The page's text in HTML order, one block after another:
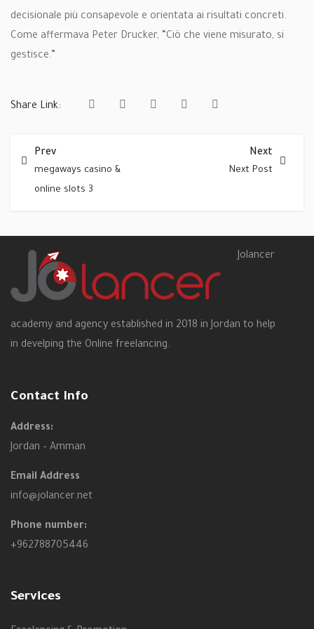
decisionale più consapevole e orientata ai risultati concreti.
Come affermava Peter Drucker, “Ciò che viene misurato, si
gestisce.”
Share Link:
Prev
megaways casino &
online slots 3
Next
Next Post
Jolancer
academy and agency established in 2018 in Jordan to help
in develping the Online freelancing.
Contact Info
Address:
Jordan – Amman
Email Address
info@jolancer.net
Phone number:
+962788705446
Services